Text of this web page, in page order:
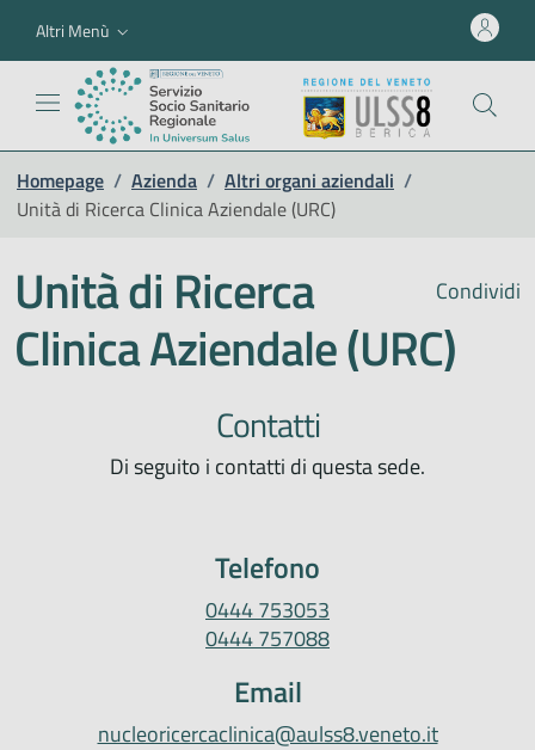
Altri Menù
Homepage / Azienda / Altri organi aziendali /
Unità di Ricerca Clinica Aziendale (URC)
Condividi
Unità di Ricerca
Clinica Aziendale (URC)
Contatti
Di seguito i contatti di questa sede.
Telefono
0444 753053
0444 757088
Email
nucleoricercaclinica@aulss8.veneto.it